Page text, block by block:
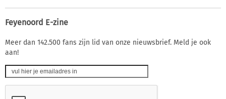
Feyenoord E-zine
Meer dan 142.500 fans zijn lid van onze nieuwsbrief. Meld je ook
aan!